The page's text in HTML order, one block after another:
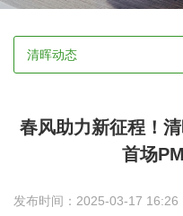
清晖动态
春风助力新征程！
首场
发布时间：2025-03-17 16:26